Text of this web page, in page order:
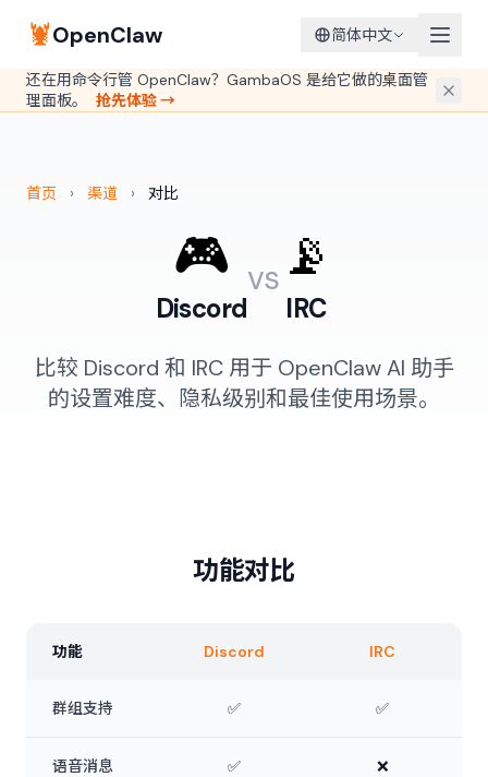
🦞OpenClaw 简体中文
还在用命令行管 OpenClaw？GambaOS 是给它做的桌面管
理面板。
抢先体验 →
首页 › 渠道 › 对比
🎮
Discord
vs 📡
IRC
比较 Discord 和 IRC 用于 OpenClaw AI 助手
的设置难度、隐私级别和最佳使用场景。
功能对比
功能 Discord IRC
群组支持 ✅ ✅
语音消息 ✅ ❌